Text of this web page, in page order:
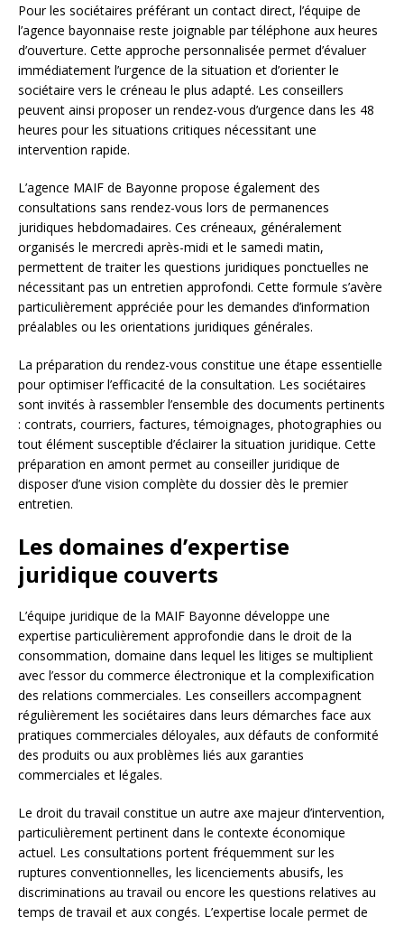
Pour les sociétaires préférant un contact direct, l’équipe de
l’agence bayonnaise reste joignable par téléphone aux heures
d’ouverture. Cette approche personnalisée permet d’évaluer
immédiatement l’urgence de la situation et d’orienter le
sociétaire vers le créneau le plus adapté. Les conseillers
peuvent ainsi proposer un rendez-vous d’urgence dans les 48
heures pour les situations critiques nécessitant une
intervention rapide.
L’agence MAIF de Bayonne propose également des
consultations sans rendez-vous lors de permanences
juridiques hebdomadaires. Ces créneaux, généralement
organisés le mercredi après-midi et le samedi matin,
permettent de traiter les questions juridiques ponctuelles ne
nécessitant pas un entretien approfondi. Cette formule s’avère
particulièrement appréciée pour les demandes d’information
préalables ou les orientations juridiques générales.
La préparation du rendez-vous constitue une étape essentielle
pour optimiser l’efficacité de la consultation. Les sociétaires
sont invités à rassembler l’ensemble des documents pertinents
: contrats, courriers, factures, témoignages, photographies ou
tout élément susceptible d’éclairer la situation juridique. Cette
préparation en amont permet au conseiller juridique de
disposer d’une vision complète du dossier dès le premier
entretien.
Les domaines d’expertise
juridique couverts
L’équipe juridique de la MAIF Bayonne développe une
expertise particulièrement approfondie dans le droit de la
consommation, domaine dans lequel les litiges se multiplient
avec l’essor du commerce électronique et la complexification
des relations commerciales. Les conseillers accompagnent
régulièrement les sociétaires dans leurs démarches face aux
pratiques commerciales déloyales, aux défauts de conformité
des produits ou aux problèmes liés aux garanties
commerciales et légales.
Le droit du travail constitue un autre axe majeur d’intervention,
particulièrement pertinent dans le contexte économique
actuel. Les consultations portent fréquemment sur les
ruptures conventionnelles, les licenciements abusifs, les
discriminations au travail ou encore les questions relatives au
temps de travail et aux congés. L’expertise locale permet de